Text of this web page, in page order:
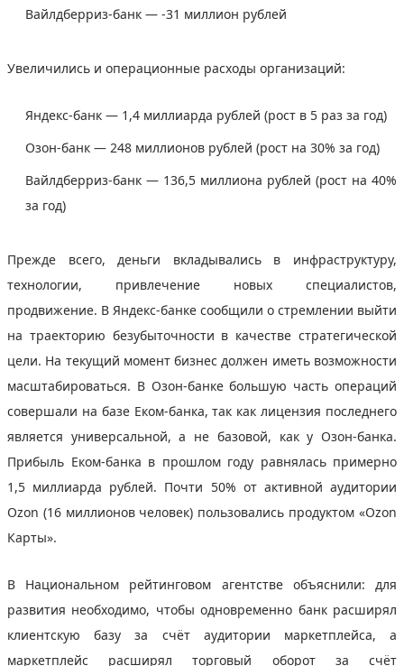
Вайлдберриз-банк — -31 миллион рублей
Увеличились и операционные расходы организаций:
Яндекс-банк — 1,4 миллиарда рублей (рост в 5 раз за год)
Озон-банк — 248 миллионов рублей (рост на 30% за год)
Вайлдберриз-банк — 136,5 миллиона рублей (рост на 40%
за год)
Прежде всего, деньги вкладывались в инфраструктуру,
технологии, привлечение новых специалистов,
продвижение. В Яндекс-банке сообщили о стремлении выйти
на траекторию безубыточности в качестве стратегической
цели. На текущий момент бизнес должен иметь возможности
масштабироваться. В Озон-банке большую часть операций
совершали на базе Еком-банка, так как лицензия последнего
является универсальной, а не базовой, как у Озон-банка.
Прибыль Еком-банка в прошлом году равнялась примерно
1,5 миллиарда рублей. Почти 50% от активной аудитории
Ozon (16 миллионов человек) пользовались продуктом «Ozon
Карты».
В Национальном рейтинговом агентстве объяснили: для
развития необходимо, чтобы одновременно банк расширял
клиентскую базу за счёт аудитории маркетплейса, а
маркетплейс расширял торговый оборот за счёт